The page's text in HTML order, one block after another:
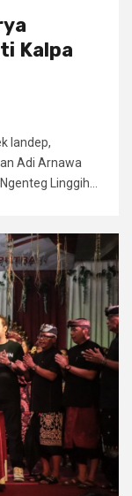
Kalpa
landep,
Adi Arnawa
Linggih...